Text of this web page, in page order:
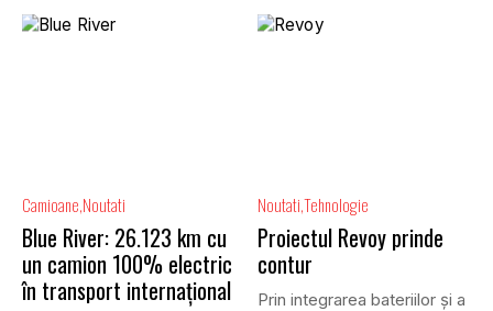
Camioane Noutati
Blue River: 26.123 km cu
un camion 100% electric
în transport internațional
NoutatiTehnologie
Proiectul Revoy prinde
contur
Prin integrarea bateriilor și a